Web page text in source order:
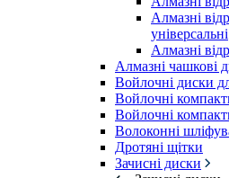
Алмазні
універсальні
Алмазні
Алмазні чашкові
Войлочні диски
Войлочні
Войлочні
Волоконні
Дротяні щітки
Зачисні диски